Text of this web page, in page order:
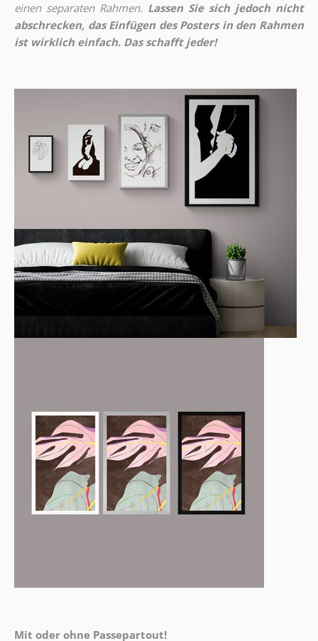
einen separaten Rahmen. Lassen Sie sich jedoch nicht
abschrecken, das Einfügen des Posters in den Rahmen
ist wirklich einfach. Das schafft jeder!
Mit oder ohne Passepartout!